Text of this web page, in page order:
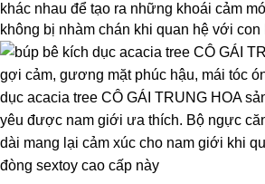
khác nhau để tạo ra những khoái cảm
không bị nhàm chán khi quan hệ với con